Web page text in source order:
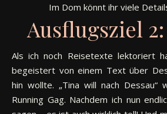
Im Dom könnt ihr viele
Ausflugsziel 2:
Als ich noch Reisetexte lektoriert
begeistert von einem Text über
hin wollte. „Tina will nach Dessau“
Running Gag. Nachdem ich nun